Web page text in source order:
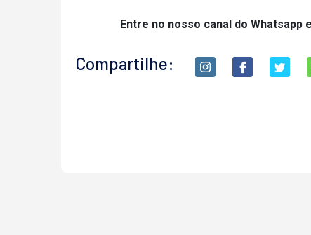
Entre no nosso canal do
Compartilhe: